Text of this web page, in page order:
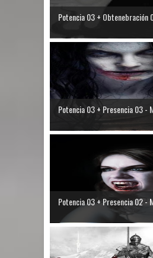
Potencia 03 + Obtenebración
Potencia 03 + Presencia 03 -
Potencia 03 + Presencia 02 -